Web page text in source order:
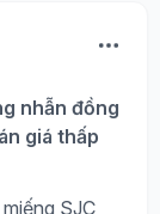
nhẫn đồng
giá thấp
SJC